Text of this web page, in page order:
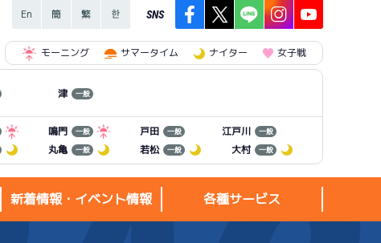
SNS
モーニング サマータイム ナイター 女子戦
津 一般
鳴門 一般 戸田 一般 江戸川 一般
丸亀 一般 若松 一般 大村 一般
新着情報・イベント情報 各種サービス